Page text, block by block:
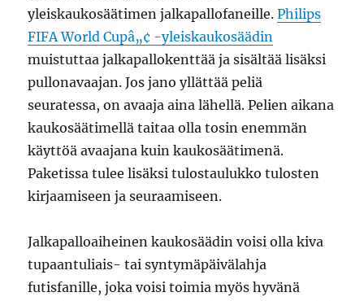
yleiskaukosäätimen jalkapallofaneille.Philips
FIFA World Cupâ„¢ -yleiskaukosäädin
muistuttaa jalkapallokenttää ja sisältää lisäksi
pullonavaajan. Jos jano yllättää peliä
seuratessa, on avaaja aina lähellä. Pelien aikana
kaukosäätimellä taitaa olla tosin enemmän
käyttöä avaajana kuin kaukosäätimenä.
Paketissa tulee lisäksi tulostaulukko tulosten
kirjaamiseen ja seuraamiseen.
Jalkapalloaiheinen kaukosäädin voisi olla kiva
tupaantuliais- tai syntymäpäivälahja
futisfanille, joka voisi toimia myös hyvänä